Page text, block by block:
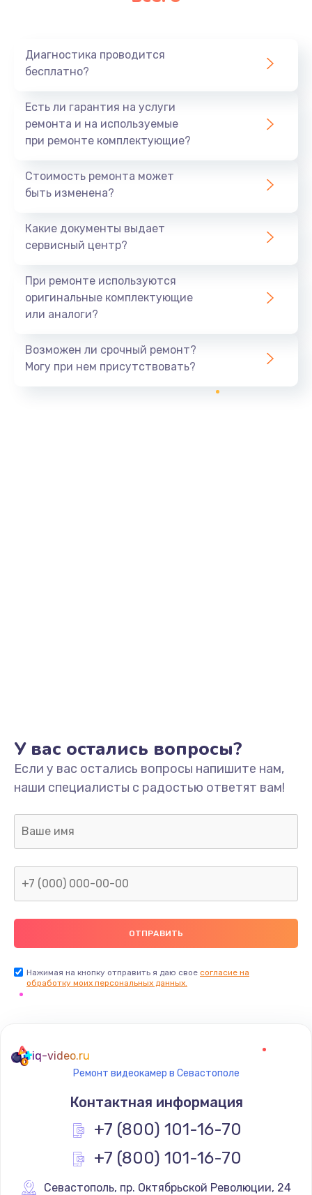
Диагностика проводится
бесплатно?
Есть ли гарантия на услуги
ремонта и на используемые
при ремонте комплектующие?
Стоимость ремонта может
быть изменена?
Какие документы выдает
сервисный центр?
При ремонте используются
оригинальные комплектующие
или аналоги?
Возможен ли срочный ремонт?
Могу при нем присутствовать?
У вас остались вопросы?
Если у вас остались вопросы напишите нам,
наши специалисты с радостью ответят вам!
Нажимая на кнопку отправить я даю свое согласие на
обработку моих персональных данных.
iq-video.ru
Ремонт видеокамер в Севастополе
Контактная информация
+7 (800) 101-16-70
+7 (800) 101-16-70
Севастополь, пр. Октябрьской Революции, 24